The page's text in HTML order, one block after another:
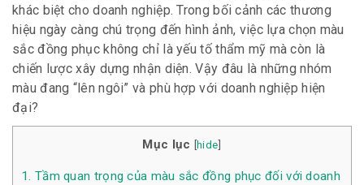
khác biệt cho doanh nghiệp. Trong bối cảnh các thương
hiệu ngày càng chú trọng đến hình ảnh, việc lựa chọn màu
sắc đồng phục không chỉ là yếu tố thẩm mỹ mà còn là
chiến lược xây dựng nhận diện. Vậy đâu là những nhóm
màu đang “lên ngôi” và phù hợp với doanh nghiệp hiện
đại?
Mục lục [hide]
1. Tầm quan trọng của màu sắc đồng phục đối với doanh